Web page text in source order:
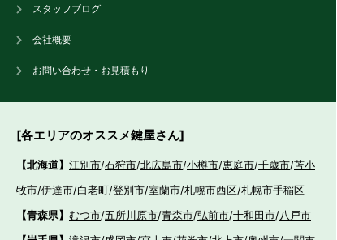
スタッフブログ
会社概要
お問い合わせ・お見積もり
[各エリアのオススメ鍵屋さん]
【北海道】 江別市/石狩市/北広島市/小樽市/恵庭市/千歳市/苫小
牧市/伊達市/白老町/登別市/室蘭市/札幌市西区/札幌市手稲区
【青森県】 むつ市/五所川原市/青森市/弘前市/十和田市/八戸市